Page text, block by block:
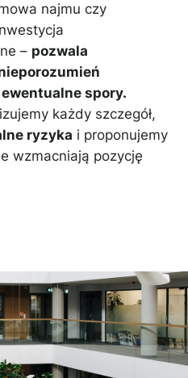
najmu czy
– pozwala
spory.
każdy szczegół,
ryzyka i proponujemy
wzmacniają pozycję